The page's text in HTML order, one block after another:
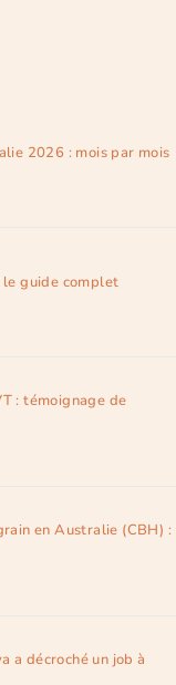
2026 : mois par mois
guide complet
: témoignage de
en Australie (CBH) :
a décroché un job à